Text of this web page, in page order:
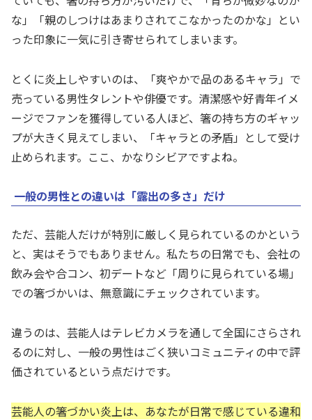
な」「親のしつけはあまりされてこなかったのかな」とい
った印象に一気に引き寄せられてしまいます。
とくに炎上しやすいのは、「爽やかで品のあるキャラ」で
売っている男性タレントや俳優です。清潔感や好青年イメ
ージでファンを獲得している人ほど、箸の持ち方のギャッ
プが大きく見えてしまい、「キャラとの矛盾」として受け
止められます。ここ、かなりシビアですよね。
一般の男性との違いは「露出の多さ」だけ
ただ、芸能人だけが特別に厳しく見られているのかという
と、実はそうでもありません。私たちの日常でも、会社の
飲み会や合コン、初デートなど「周りに見られている場」
での箸づかいは、無意識にチェックされています。
違うのは、芸能人はテレビカメラを通して全国にさらされ
るのに対し、一般の男性はごく狭いコミュニティの中で評
価されているという点だけです。
芸能人の箸づかい炎上は、あなたが日常で感じている違和